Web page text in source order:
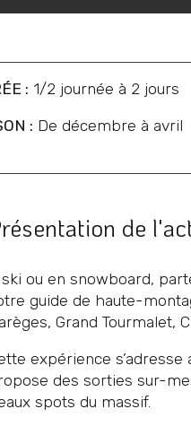
: 1/2 journée à 2 jours
: De décembre à avril
de
ou en snowboard,
guide de haute-
Grand Tourmalet,
expérience s’adresse
des sorties sur-
spots du massif.